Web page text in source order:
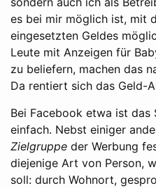
es bei mir möglich ist, mit
eingesetzten Geldes
Leute mit Anzeigen für
zu beliefern, machen das
Da rentiert sich das Geld-
Bei Facebook etwa ist das
einfach. Nebst einiger
Zielgruppe der Werbung
diejenige Art von Person,
soll: durch Wohnort,